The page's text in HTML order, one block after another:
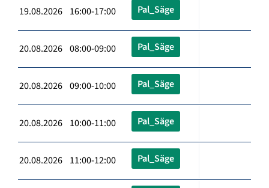
19.08.2026 16:00-17:00 Pal_Säge
20.08.2026 08:00-09:00 Pal_Säge
20.08.2026 09:00-10:00 Pal_Säge
20.08.2026 10:00-11:00 Pal_Säge
20.08.2026 11:00-12:00 Pal_Säge